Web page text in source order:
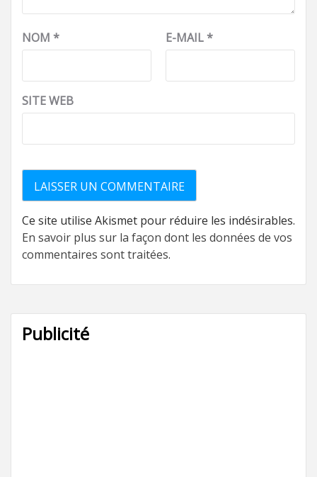
NOM * E-MAIL*
SITE WEB
Ce site utilise Akismet pour réduire les indésirables.
En savoir plus sur la façon dont les données de vos
commentaires sont traitées.
Publicité